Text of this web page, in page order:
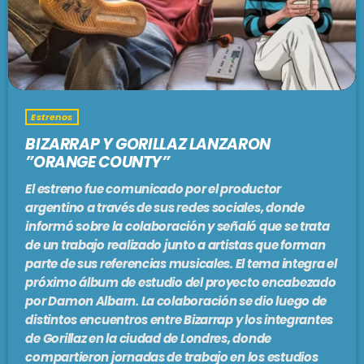
BARCELONA
MALLORCA
PODCASTS
TIENDA
EN VIVO AHORA!
Estrenos
BIZARRAP Y GORILLAZ LANZARON
”ORANGE COUNTY”
El estreno fue comunicado por el productor
argentino a través de sus redes sociales, donde
informó sobre la colaboración y señaló que se trata
de un trabajo realizado junto a artistas que forman
parte de sus referencias musicales. El tema integra el
próximo álbum de estudio del proyecto encabezado
por Damon Albarn. La colaboración se dio luego de
distintos encuentros entre Bizarrap y los integrantes
de Gorillaz en la ciudad de Londres, donde
compartieron jornadas de trabajo en los estudios